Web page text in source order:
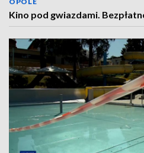
Kino pod gwiazdami.